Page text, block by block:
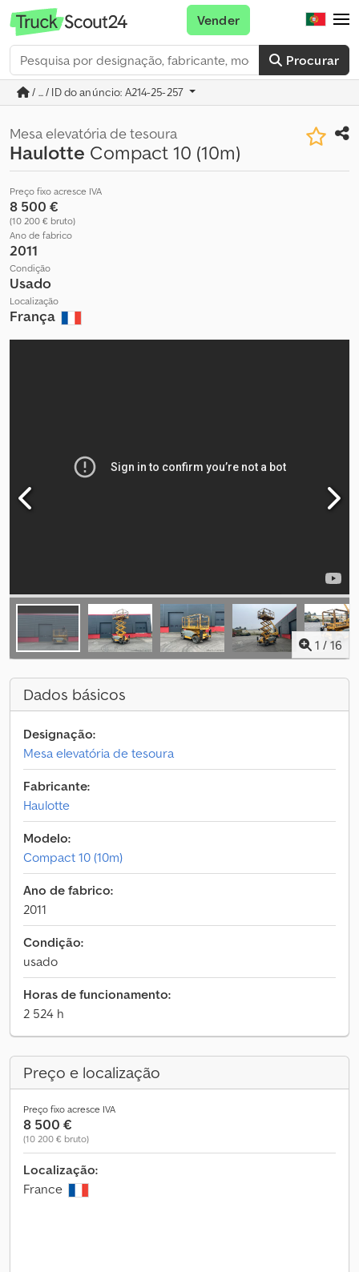
Procurar
Vender
/ ... / ID do anúncio: A214-25-257
Mesa elevatória de tesoura
Haulotte Compact 10 (10m)
Preço fixo acresce IVA
8 500 €
(10 200 € bruto)
Ano de fabrico
2011
Condição
Usado
Localização
França
1 / 16
Dados básicos
Designação:
Mesa elevatória de tesoura
Fabricante:
Haulotte
Modelo:
Compact 10 (10m)
Ano de fabrico:
2011
Condição:
usado
Horas de funcionamento:
2 524 h
Preço e localização
Preço fixo acresce IVA
8 500 €
(10 200 € bruto)
Localização:
France